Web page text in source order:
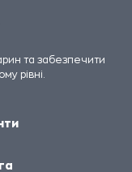
та забезпечити
рівні.